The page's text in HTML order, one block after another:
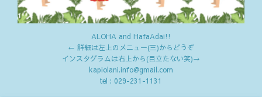
ALOHA and HafaAdai!!
← 詳細は左上のメニュー(三)からどうぞ
インスタグラムは右上から(目立たない笑)→
kapiolani.info@gmail.com
tel : 029-231-1131